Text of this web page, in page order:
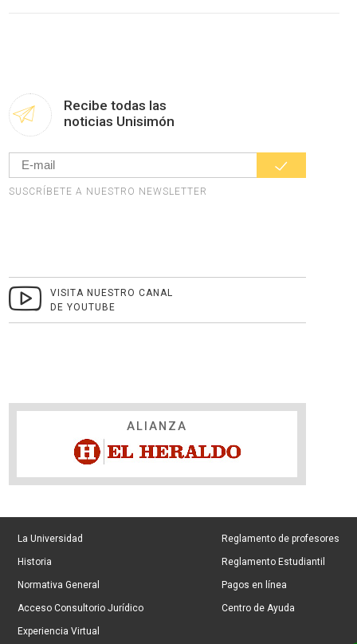
Recibe todas las
noticias Unisimón
SUSCRÍBETE A NUESTRO NEWSLETTER
VISITA NUESTRO CANAL
DE YOUTUBE
ALIANZA
La Universidad
Historia
Normativa General
Acceso Consultorio Jurídico
Experiencia Virtual
Reglamento de profesores
Reglamento Estudiantil
Pagos en línea
Centro de Ayuda